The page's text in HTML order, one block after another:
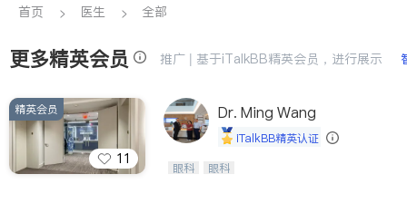
非盈利组织
首页 医生 全部
更多精英会员 推广 | 基于iTalkBB精英会员，进行展示
11
精英会员 Dr. Ming Wang
iTalkBB精英认证
Wang Vision Institute has more tha
眼科 眼科